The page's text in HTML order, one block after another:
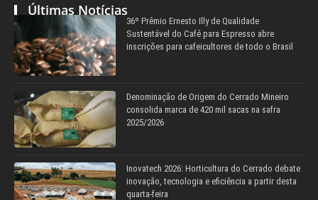
Últimas Notícias
36º Prêmio Ernesto Illy de Qualidade
Sustentável do Café para Espresso abre
inscrições para cafeicultores de todo o Brasil
Denominação de Origem do Cerrado Mineiro
consolida marca de 420 mil sacas na safra
2025/2026
Inovatech 2026: Horticultura do Cerrado debate
inovação, tecnologia e eficiência a partir desta
quarta-feira